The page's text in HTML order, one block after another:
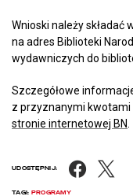
Wnioski należy składać
na adres Biblioteki
wydawniczych do
Szczegółowe
z przyznanymi
stronie internetowej BN
UDOSTĘPNIJ:
TAGI: PROGRAMY